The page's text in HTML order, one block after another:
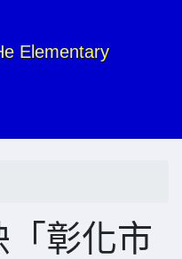
Elementary
彰化市